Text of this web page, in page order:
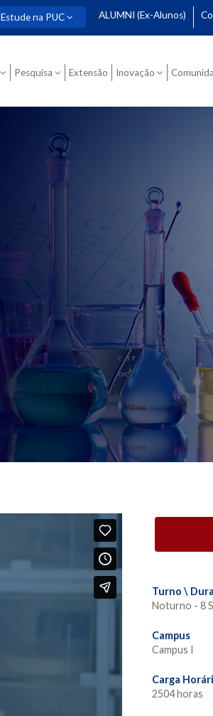
Estude na PUC ALUMNI (Ex-Alunos)
Pesquisa Extensão Inovação
Turno \
Noturno - 8
Campus
Campus I
Carga
2504 horas